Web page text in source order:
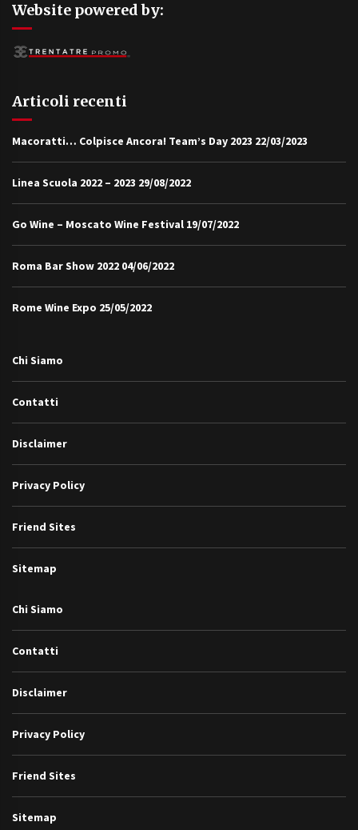
Website powered by:
Articoli recenti
Macoratti… Colpisce Ancora! Team’s Day 2023 22/03/2023
Linea Scuola 2022 – 2023 29/08/2022
Go Wine – Moscato Wine Festival 19/07/2022
Roma Bar Show 2022 04/06/2022
Rome Wine Expo 25/05/2022
Chi Siamo
Contatti
Disclaimer
Privacy Policy
Friend Sites
Sitemap
Chi Siamo
Contatti
Disclaimer
Privacy Policy
Friend Sites
Sitemap